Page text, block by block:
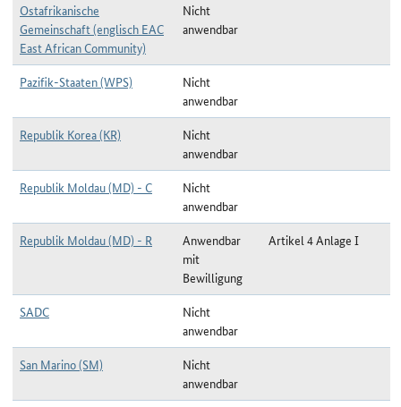
Ostafrikanische
Gemeinschaft (englisch EAC
East African Community)
Nicht
anwendbar
Pazifik-Staaten (WPS)
Nicht
anwendbar
Republik Korea (KR)
Nicht
anwendbar
Republik Moldau (MD) - C
Nicht
anwendbar
Republik Moldau (MD) - R
Anwendbar
mit
Bewilligung
Artikel 4 Anlage I
SADC
Nicht
anwendbar
San Marino (SM)
Nicht
anwendbar